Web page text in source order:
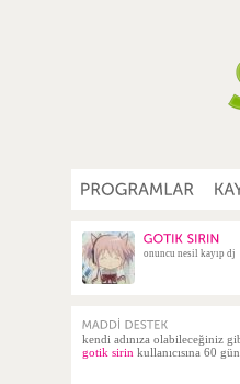
onuncu nesil kayıp dj
kendi adınıza olabileceğiniz
gotik sirin kullanıcısına 60